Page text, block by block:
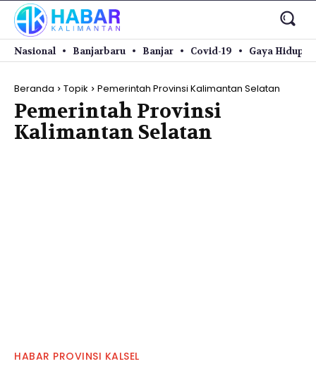
Nasional Banjarbaru Banjar Covid-19 Gaya Hidup
Beranda Topik Pemerintah Provinsi Kalimantan Selatan
Pemerintah Provinsi
Kalimantan Selatan
HABAR PROVINSI KALSEL